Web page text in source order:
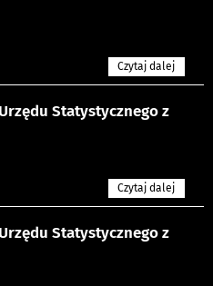
Czytaj dalej
Statystycznego z
Czytaj dalej
Statystycznego z